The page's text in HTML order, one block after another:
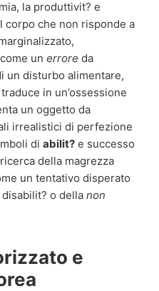
la produttivit? e
corpo che non risponde a
un errore da
un disturbo alimentare,
in un’ossessione
un oggetto da
irrealistici di perfezione
di abilit? e successo
della magrezza
un tentativo disperato
o della non
e